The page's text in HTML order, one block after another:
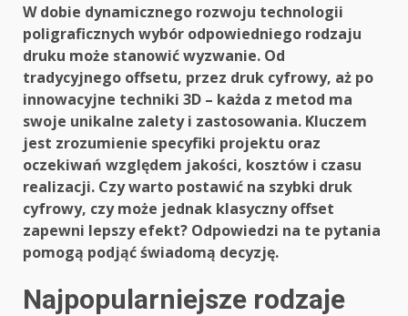
W dobie dynamicznego rozwoju technologii
poligraficznych wybór odpowiedniego rodzaju
druku może stanowić wyzwanie. Od
tradycyjnego offsetu, przez druk cyfrowy, aż po
innowacyjne techniki 3D – każda z metod ma
swoje unikalne zalety i zastosowania. Kluczem
jest zrozumienie specyfiki projektu oraz
oczekiwań względem jakości, kosztów i czasu
realizacji. Czy warto postawić na szybki druk
cyfrowy, czy może jednak klasyczny offset
zapewni lepszy efekt? Odpowiedzi na te pytania
pomogą podjąć świadomą decyzję.
Najpopularniejsze rodzaje